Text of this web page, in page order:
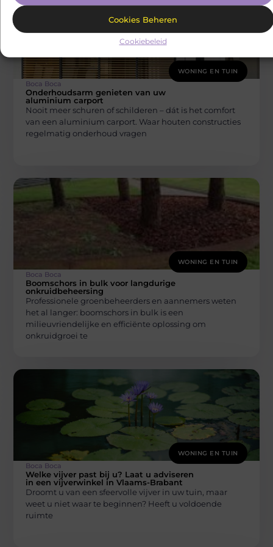
Cookies Beheren
Cookiebeleid
WONING EN TUIN
Boca Boca
Onderhoudsarm genieten van uw
aluminium carport
Nooit meer schuren of schilderen – dát is het comfort
van een aluminium carport. Waar houten constructies
regelmatig onderhoud vragen
WONING EN TUIN
Boca Boca
Boomschors in bulk voor langdurige
onkruidbeheersing
Professionele groenbeheerders en aannemers weten
het al langer: boomschors in bulk is een
milieuvriendelijke en efficiënte oplossing om
onkruidgroei te
WONING EN TUIN
Boca Boca
Welke vijver past bij u? Laat u adviseren
in een vijverwinkel in Vlaams-Brabant
Droomt u van een sfeervolle vijver in uw tuin, maar
weet u niet waar te beginnen? Heeft u voldoende
ruimte